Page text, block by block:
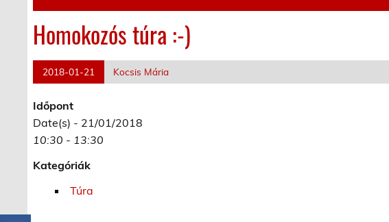
Homokozós túra :-)
2018-01-21 Kocsis Mária
Időpont
Date(s) - 21/01/2018
10:30 - 13:30
Kategóriák
Túra